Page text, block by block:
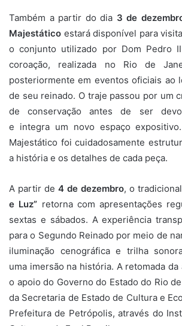
Também a partir do dia 3 de
Majestático estará disponível para
o conjunto utilizado por Dom Pedro
coroação, realizada no Rio de
posteriormente em eventos oficiais ao
de seu reinado. O traje passou por um
de conservação antes de ser
e integra um novo espaço
Majestático foi cuidadosamente
a história e os detalhes de cada peça.
A partir de 4 de dezembro, o tradicional
e Luz” retorna com apresentações
sextas e sábados. A experiência
para o Segundo Reinado por meio de
iluminação cenográfica e trilha
uma imersão na história. A retomada da
o apoio do Governo do Estado do Rio
da Secretaria de Estado de Cultura e
Prefeitura de Petrópolis, através do